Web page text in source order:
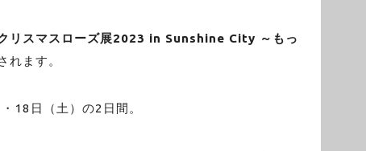
リスマスローズ展2023 in Sunshine City ～もっ
れます。
18日（土）の2日間。